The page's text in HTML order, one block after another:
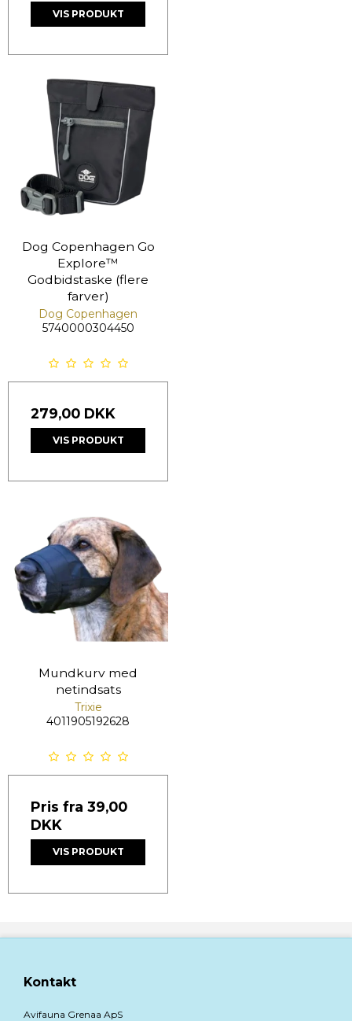
VIS PRODUKT
Dog Copenhagen Go
Explore™
Godbidstaske (flere
farver)
Dog Copenhagen
5740000304450
279,00 DKK
VIS PRODUKT
Mundkurv med
netindsats
Trixie
4011905192628
Pris fra 39,00
DKK
VIS PRODUKT
Kontakt
Avifauna Grenaa ApS